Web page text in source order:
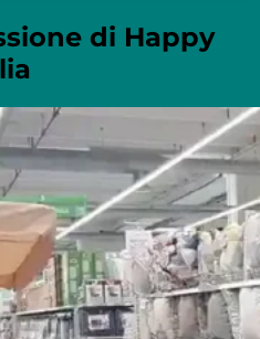
di Happy